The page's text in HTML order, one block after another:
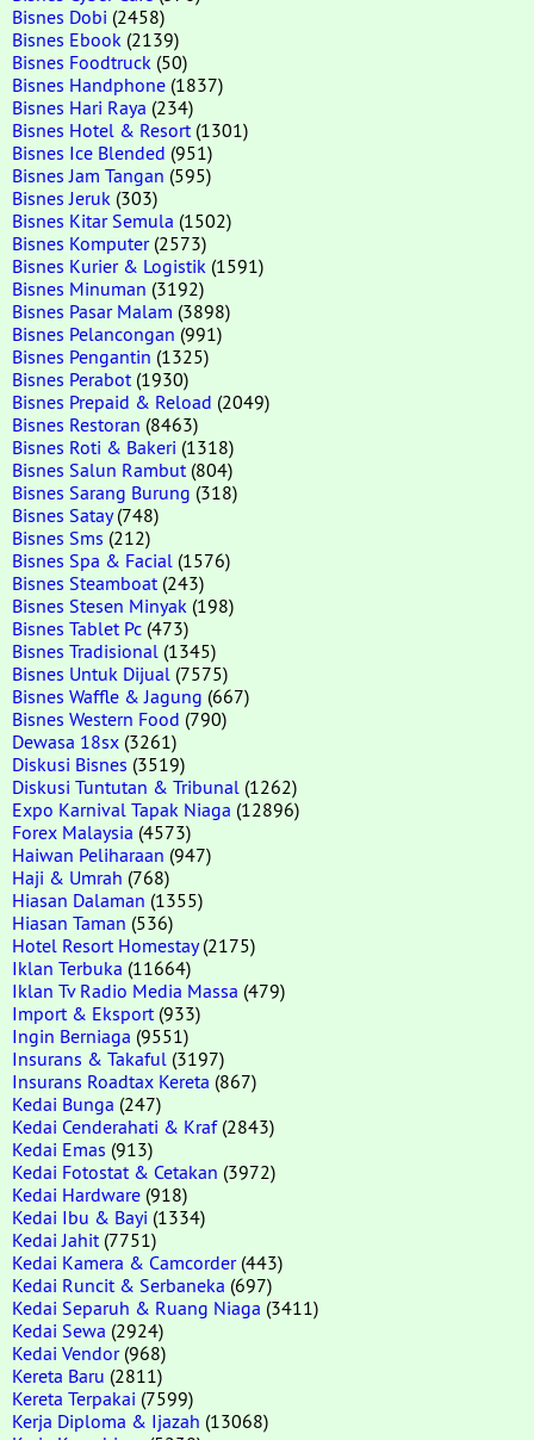
Bisnes Dobi (2458)
Bisnes Ebook (2139)
Bisnes Foodtruck (50)
Bisnes Handphone (1837)
Bisnes Hari Raya (234)
Bisnes Hotel & Resort (1301)
Bisnes Ice Blended (951)
Bisnes Jam Tangan (595)
Bisnes Jeruk (303)
Bisnes Kitar Semula (1502)
Bisnes Komputer(2573)
Bisnes Kurier & Logistik (1591)
Bisnes Minuman (3192)
Bisnes Pasar Malam (3898)
Bisnes Pelancongan (991)
Bisnes Pengantin (1325)
Bisnes Perabot (1930)
Bisnes Prepaid & Reload (2049)
Bisnes Restoran (8463)
Bisnes Roti & Bakeri (1318)
Bisnes Salun Rambut (804)
Bisnes Sarang Burung (318)
Bisnes Satay(748)
Bisnes Sms (212)
Bisnes Spa & Facial (1576)
Bisnes Steamboat (243)
Bisnes Stesen Minyak (198)
Bisnes Tablet Pc (473)
Bisnes Tradisional (1345)
Bisnes Untuk Dijual (7575)
Bisnes Waffle & Jagung (667)
Bisnes Western Food (790)
Dewasa 18sx (3261)
Diskusi Bisnes (3519)
Diskusi Tuntutan & Tribunal (1262)
Expo Karnival Tapak Niaga (12896)
Forex Malaysia (4573)
Haiwan Peliharaan (947)
Haji & Umrah (768)
Hiasan Dalaman (1355)
Hiasan Taman (536)
Hotel Resort Homestay(2175)
Iklan Terbuka (11664)
Iklan Tv Radio Media Massa (479)
Import & Eksport (933)
Ingin Berniaga (9551)
Insurans & Takaful (3197)
Insurans Roadtax Kereta (867)
Kedai Bunga (247)
Kedai Cenderahati & Kraf(2843)
Kedai Emas (913)
Kedai Fotostat & Cetakan (3972)
Kedai Hardware (918)
Kedai Ibu & Bayi (1334)
Kedai Jahit (7751)
Kedai Kamera & Camcorder(443)
Kedai Runcit & Serbaneka (697)
Kedai Separuh & Ruang Niaga (3411)
Kedai Sewa (2924)
Kedai Vendor(968)
Kereta Baru (2811)
Kereta Terpakai (7599)
Kerja Diploma & Ijazah (13068)